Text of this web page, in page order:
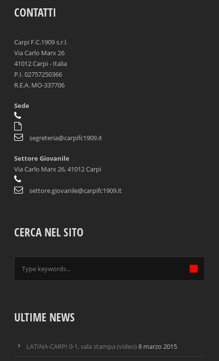
CONTATTI
Carpi F.C.1909 s.r.l.
Via Carlo Marx 26
41012 Carpi - Italia
P.I. 02757250366
R.E.A. MO-337706
Sede
segreteria@carpifc1909.it
Settore Giovanile
Via Carlo Marx 26, 41012 Carpi
settore.giovanile@carpifc1909.it
CERCA NEL SITO
ULTIME NEWS
LATINA-CARPI 0-1, sala stampa (video)8 marzo 2015